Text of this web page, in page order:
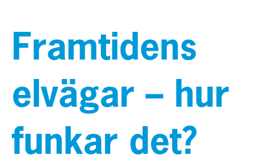
Framtidens
elvägar – hur
funkar det?